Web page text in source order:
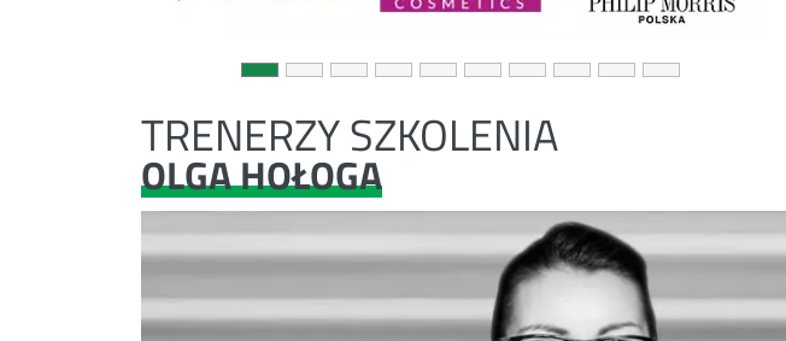
TRENERZY SZKOLENIA
OLGA HOŁOGA